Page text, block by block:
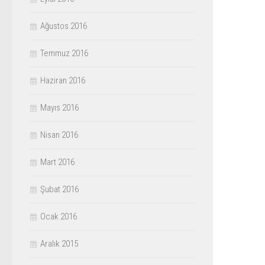
Ağustos 2016
Temmuz 2016
Haziran 2016
Mayıs 2016
Nisan 2016
Mart 2016
Şubat 2016
Ocak 2016
Aralık 2015